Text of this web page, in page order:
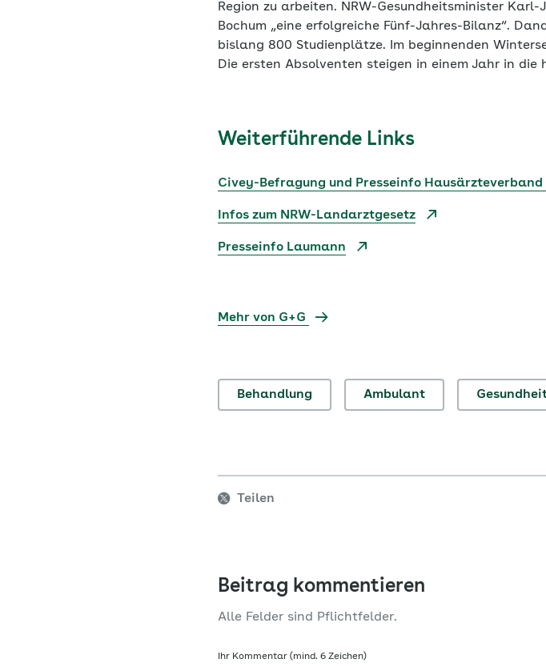
Region zu arbeiten. NRW-Gesundheitsminister
Bochum „eine erfolgreiche Fünf-Jahres-Bilanz“.
bislang 800 Studienplätze. Im beginnenden
Die ersten Absolventen steigen in einem Jahr in
Weiterführende Links
Civey-Befragung und Presseinfo Hausärzteverband
Infos zum NRW-Landarztgesetz
Presseinfo Laumann
Mehr von G+G
Behandlung Ambulant
Teilen
Beitrag kommentieren
Alle Felder sind Pflichtfelder.
Ihr Kommentar (mind. 6 Zeichen)